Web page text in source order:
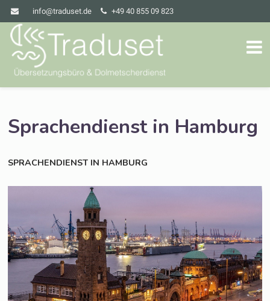
info@traduset.de +49 40 855 09 823
Sprachendienst in Hamburg
SPRACHENDIENST IN HAMBURG